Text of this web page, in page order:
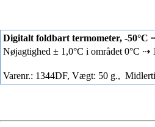
Digitalt foldbart termometer, -50°C
Nøjagtighed ± 1,0°C i området 0°C ⇢
Varenr.: 1344DF, Vægt: 50 g.,